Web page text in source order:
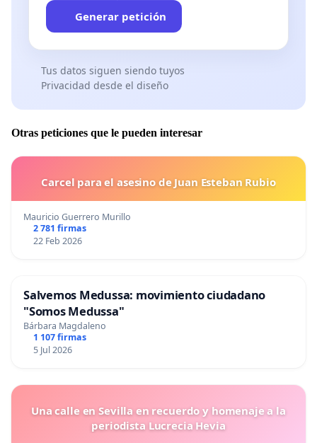
Generar petición
Tus datos siguen siendo tuyos
Privacidad desde el diseño
Otras peticiones que le pueden interesar
Carcel para el asesino de Juan Esteban Rubio
Mauricio Guerrero Murillo
2 781 firmas
22 Feb 2026
Salvemos Medussa: movimiento ciudadano
"Somos Medussa"
Bárbara Magdaleno
1 107 firmas
5 Jul 2026
Una calle en Sevilla en recuerdo y homenaje a la
periodista Lucrecia Hevia